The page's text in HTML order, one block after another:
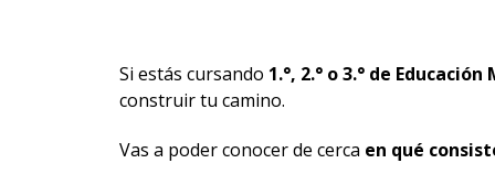
Si estás cursando 1.°, 2.° o 3.° de
construir tu camino.
Vas a poder conocer de cerca en qué